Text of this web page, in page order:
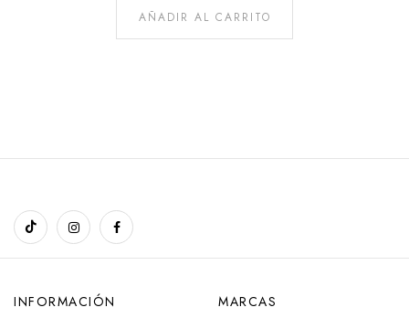
AÑADIR AL CARRITO
INFORMACIÓN
MARCAS